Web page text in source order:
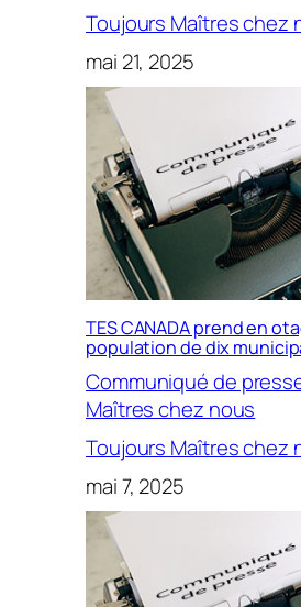
Toujours Maîtres chez
mai 21, 2025
TES CANADA prend en
population de dix
Communiqué de
Maîtres chez nous
Toujours Maîtres chez
mai 7, 2025